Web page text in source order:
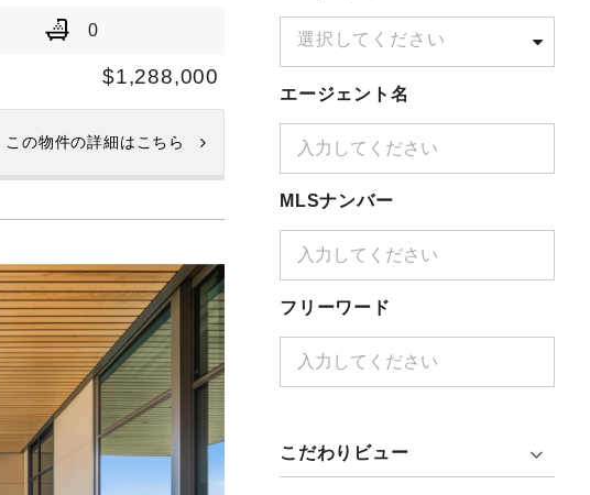
0
$1,288,000
この物件の詳細はこちら
選択してください
エージェント名
MLSナンバー
フリーワード
こだわりビュー